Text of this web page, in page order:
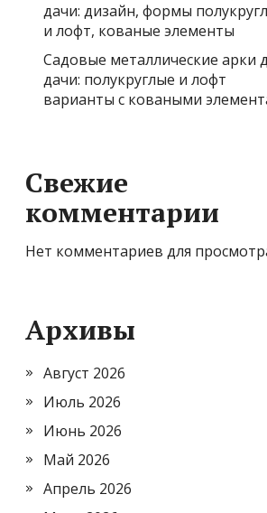
дачи: дизайн, формы
и лофт, кованые элементы
Садовые металлические арки
дачи: полукруглые и лофт
варианты с коваными
Свежие
комментарии
Нет комментариев для
Архивы
Август 2026
Июль 2026
Июнь 2026
Май 2026
Апрель 2026